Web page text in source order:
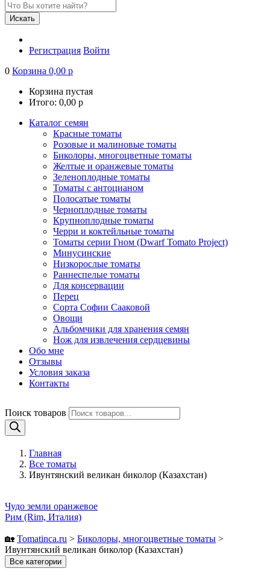
Искать
Регистрация Войти
0 Корзина 0,00 р
Корзина пустая
Итого: 0,00 р
Каталог семян
Красные томаты
Розовые и малиновые томаты
Биколоры, многоцветные томаты
Желтые и оранжевые томаты
Зеленоплодные томаты
Томаты с антоцианом
Полосатые томаты
Черноплодные томаты
Крупноплодные томаты
Черри и коктейльные томаты
Томаты серии Гном (Dwarf Tomato Project)
Минусинские
Низкорослые томаты
Раннеспелые томаты
Для консервации
Перец
Сорта Софии Сааковой
Овощи
Альбомчики для хранения семян
Нож для извлечения сердцевины
Обо мне
Отзывы
Условия заказа
Контакты
Поиск товаров
Главная
Все томаты
Ивунтянский великан биколор (Казахстан)
Чудо земли оранжевое
Рим (Rim, Италия)
🏡 Tomatinсa.ru > Биколоры, многоцветные томаты >
Ивунтянский великан биколор (Казахстан)
Все категории